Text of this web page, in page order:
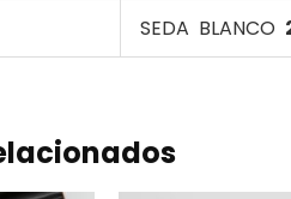
SEDA BLANCO